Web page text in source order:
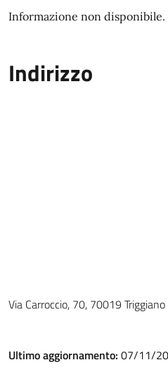
Informazione non disponibile.
Indirizzo
Via Carroccio, 70, 70019
Ultimo aggiornamento: 07/11/